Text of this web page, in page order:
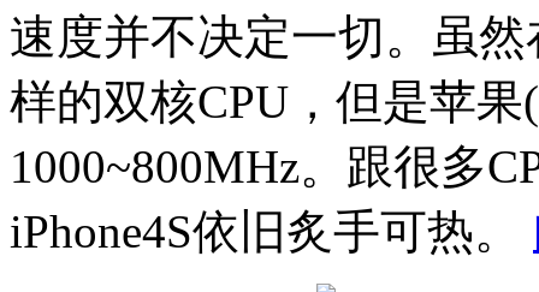
速度并不决定一切。虽然
样的双核CPU，但是苹
1000~800MHz。跟很多
iPhone4S依旧炙手可热。